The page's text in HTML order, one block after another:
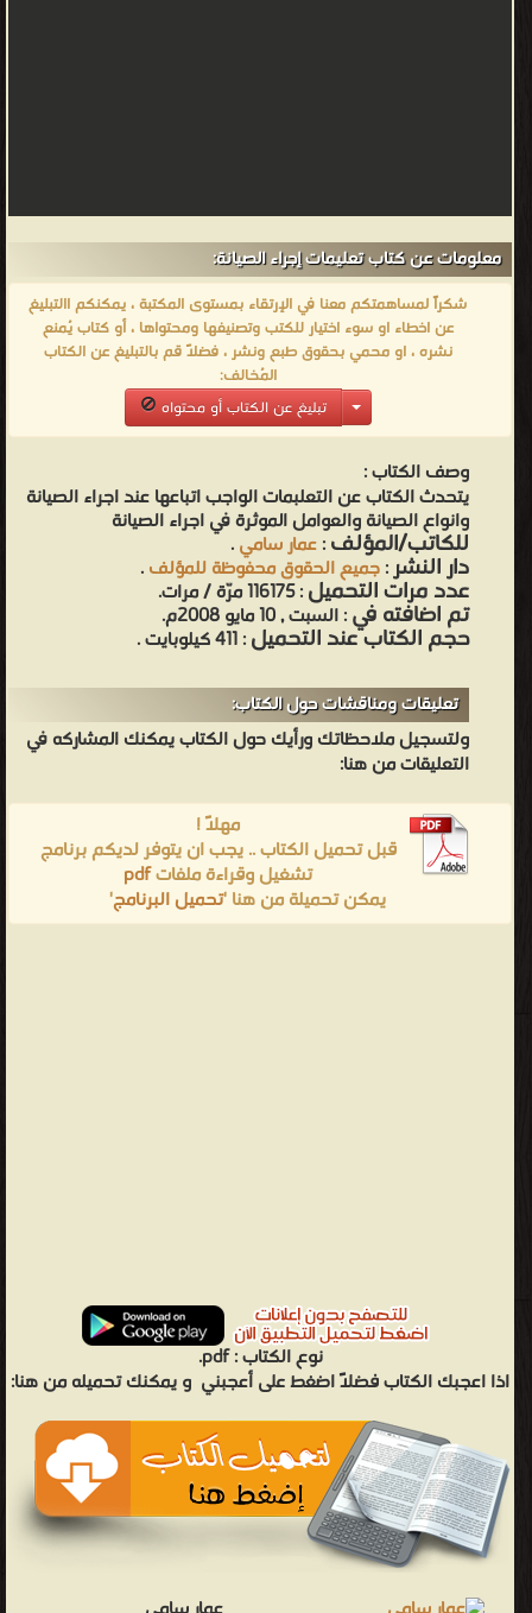
معلومات عن كتاب تعليمات إجراء الصيانة:
شكراً لمساهمتكم معنا في الإرتقاء بمستوى المكتبة ، يمكنكم االتبليغ
عن اخطاء او سوء اختيار للكتب وتصنيفها ومحتواها ، أو كتاب يُمنع
نشره ، او محمي بحقوق طبع ونشر ، فضلاً قم بالتبليغ عن الكتاب
المُخالف:
تبليغ عن الكتاب أو محتواه
وصف الكتاب :
يتحدث الكتاب عن التعلبمات الواجب اتباعها عند اجراء الصيانة
وانواع الصيانة والعوامل الموثرة في اجراء الصيانة
للكاتب/المؤلف:عمار سامي.
دار النشر:جميع الحقوق محفوظة للمؤلف.
عدد مرات التحميل: 116175 مرّة / مرات.
تم اضافته في: السبت , 10 مايو 2008م.
حجم الكتاب عند التحميل: 411 كيلوبايت .
تعليقات ومناقشات حول الكتاب:
ولتسجيل ملاحظاتك ورأيك حول الكتاب يمكنك المشاركه في
التعليقات من هنا:
مهلاً !
قبل تحميل الكتاب .. يجب ان يتوفر لديكم برنامج
تشغيل وقراءة ملفاتpdf
يمكن تحميلة من هنا 'تحميل البرنامج'
نوع الكتاب :pdf.
اذا اعجبك الكتاب فضلاً اضغط على أعجبني و يمكنك تحميله من هنا: